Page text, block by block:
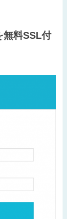
無料SSL付